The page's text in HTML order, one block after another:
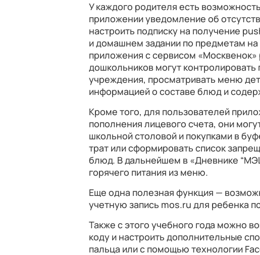
У каждого родителя есть
приложении уведомление об
настроить подписку на получение
и домашнем задании по предметам на
приложения с сервисом
дошкольников могут
учреждения, просматривать меню
информацией о составе блюд и
Кроме того, для пользователей
пополнения лицевого счета, они
школьной столовой и покупками в
трат или сформировать список
блюд. В дальнейшем в «Дневнике
горячего питания из меню.
Еще одна полезная функция —
учетную запись mos.ru для ребенка
Также с этого учебного года можно
коду и настроить дополнительные
пальца или с помощью технологии